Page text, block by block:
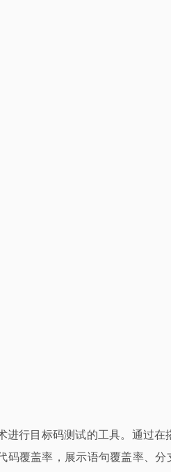
进行目标码测试的工具。通过在
码覆盖率，展示语句覆盖率、